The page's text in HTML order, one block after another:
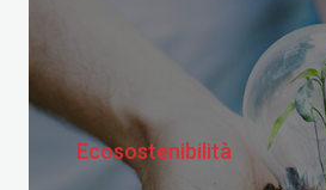
Ecosostenibilità